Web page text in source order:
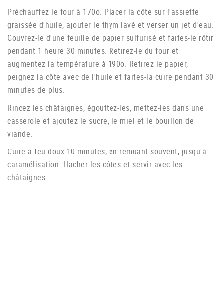
Préchauffez le four à 170o. Placer la côte sur l'assiette
graissée d'huile, ajouter le thym lavé et verser un jet d'eau.
Couvrez-le d'une feuille de papier sulfurisé et faites-le rôtir
pendant 1 heure 30 minutes. Retirez-le du four et
augmentez la température à 190o. Retirez le papier,
peignez la côte avec de l'huile et faites-la cuire pendant 30
minutes de plus.
Rincez les châtaignes, égouttez-les, mettez-les dans une
casserole et ajoutez le sucre, le miel et le bouillon de
viande.
Cuire à feu doux 10 minutes, en remuant souvent, jusqu'à
caramélisation. Hacher les côtes et servir avec les
châtaignes.